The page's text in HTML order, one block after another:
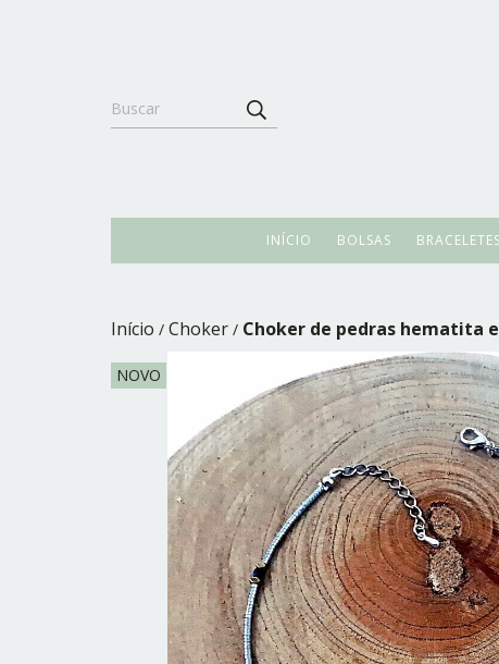
INÍCIO BOLSAS BRACELETES
Início / Choker / Choker de pedras hematita
NOVO